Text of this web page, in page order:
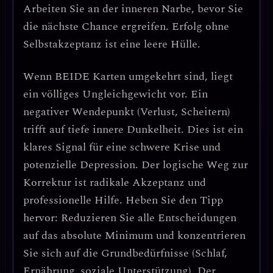
Arbeiten Sie an der inneren Narbe, bevor Sie
die nächste Chance ergreifen. Erfolg ohne
Selbstakzeptanz ist eine leere Hülle.
Wenn BEIDE Karten umgekehrt sind, liegt
ein völliges Ungleichgewicht vor. Ein
negativer Wendepunkt (Verlust, Scheitern)
trifft auf tiefe innere Dunkelheit. Dies ist ein
klares Signal für eine schwere Krise und
potenzielle Depression. Der logische Weg zur
Korrektur ist radikale Akzeptanz und
professionelle Hilfe. Heben Sie den Tipp
hervor: Reduzieren Sie alle Entscheidungen
auf das absolute Minimum und konzentrieren
Sie sich auf die Grundbedürfnisse (Schlaf,